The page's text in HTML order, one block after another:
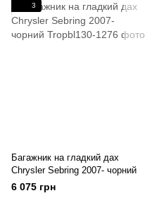
3
Багажник на гладкий дах
Chrysler Sebring 2007- чорний
6 075 грн